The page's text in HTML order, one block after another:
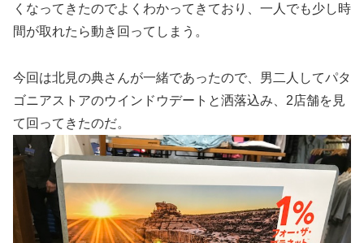
くなってきたのでよくわかってきており、一人でも少し時
間が取れたら動き回ってしまう。
今回は北見の典さんが一緒であったので、男二人してパタ
ゴニアストアのウインドウデートと洒落込み、2店舗を見
て回ってきたのだ。